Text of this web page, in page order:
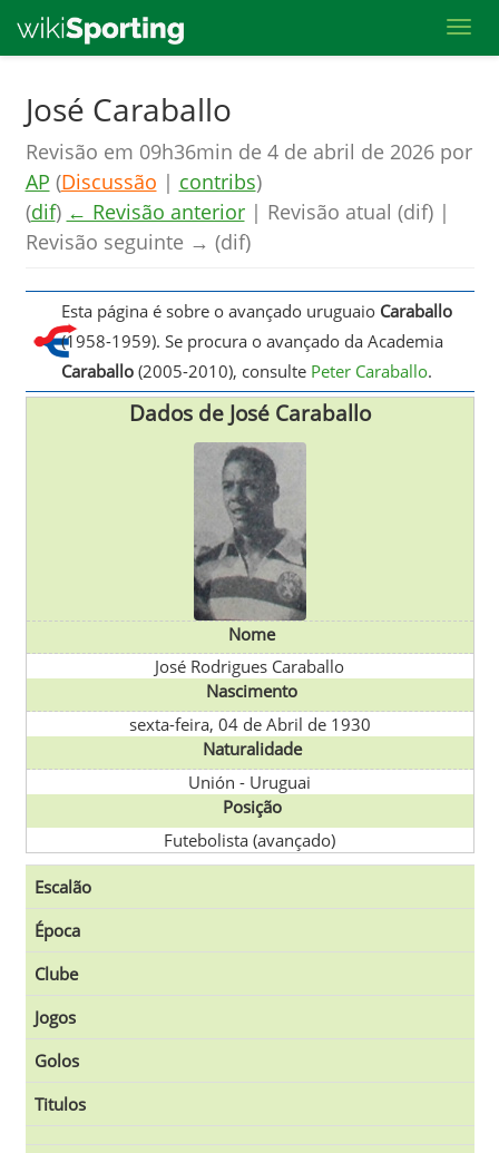
main
content
José Caraballo
Revisão em 09h36min de 4 de abril de 2026 por
AP (Discussão | contribs)
(dif) ← Revisão anterior| Revisão atual (dif) |
Revisão seguinte → (dif)
Esta página é sobre o avançado uruguaio Caraballo
(1958-1959). Se procura o avançado da Academia
Caraballo(2005-2010), consulte Peter Caraballo.
Dados de José Caraballo
Nome
José Rodrigues Caraballo
Nascimento
sexta-feira, 04 de Abril de 1930
Naturalidade
Unión - Uruguai
Posição
Futebolista (avançado)
Escalão
Época
Clube
Jogos
Golos
Titulos